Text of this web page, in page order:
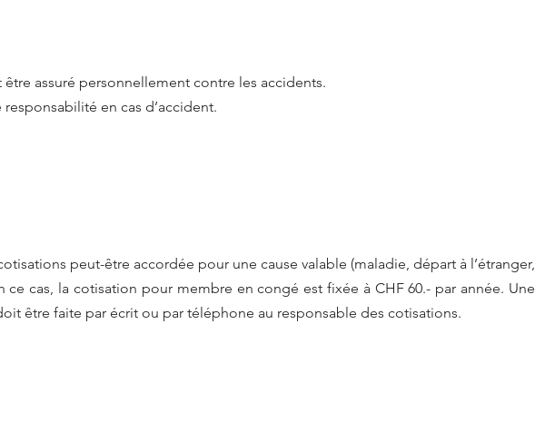
assuré personnellement contre les accidents.
en cas d’accident.
peut-être accordée pour une cause valable (maladie, départ à l’étranger,
ce cas, la cotisation pour membre en congé est fixée à CHF 60.- par année. Une
être faite par écrit ou par téléphone au responsable des cotisations.